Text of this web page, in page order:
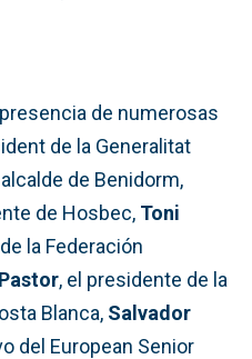
de numerosas
de la Generalitat
alcalde de Benidorm,
de Hosbec, Toni
la Federación
, el presidente de la
Blanca, Salvador
del European Senior